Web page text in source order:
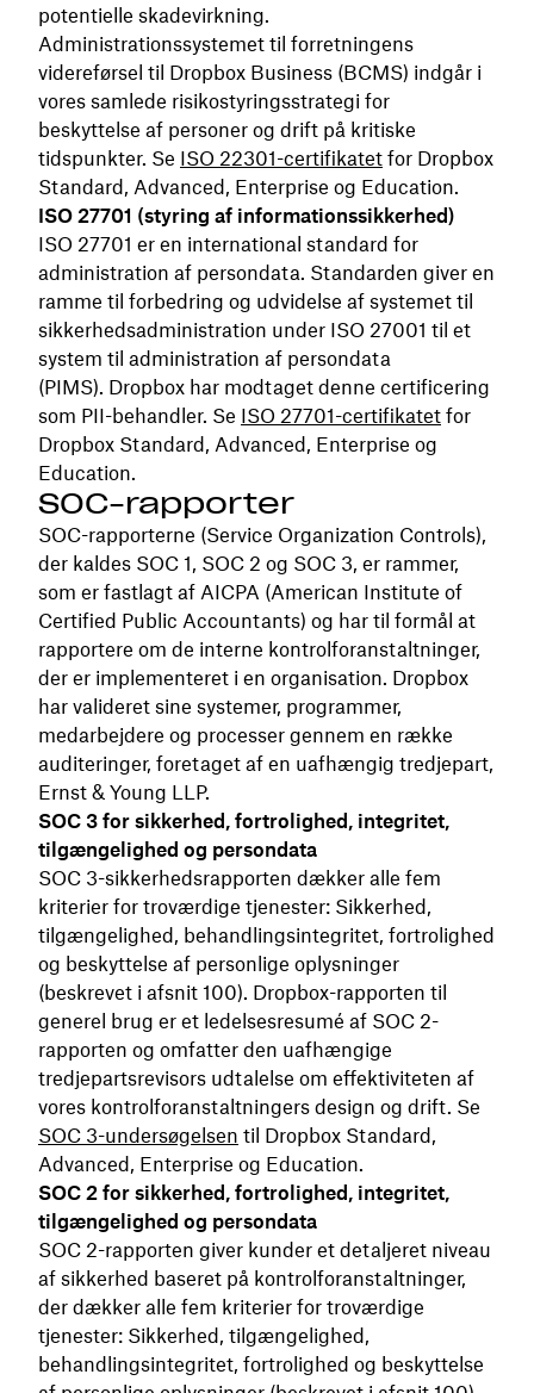
potentielle skadevirkning.
Administrationssystemet til forretningens
videreførsel til Dropbox Business (BCMS) indgår i
vores samlede risikostyringsstrategi for
beskyttelse af personer og drift på kritiske
tidspunkter. Se ISO 22301-certifikatet for Dropbox
Standard, Advanced, Enterprise og Education.
ISO 27701 (styring af informationssikkerhed)
ISO 27701 er en international standard for
administration af persondata. Standarden giver en
ramme til forbedring og udvidelse af systemet til
sikkerhedsadministration under ISO 27001 til et
system til administration af persondata
(PIMS). Dropbox har modtaget denne certificering
som PII-behandler. Se ISO 27701-certifikatet for
Dropbox Standard, Advanced, Enterprise og
Education.
SOC-rapporter
SOC-rapporterne (Service Organization Controls),
der kaldes SOC 1, SOC 2 og SOC 3, er rammer,
som er fastlagt af AICPA (American Institute of
Certified Public Accountants) og har til formål at
rapportere om de interne kontrolforanstaltninger,
der er implementeret i en organisation. Dropbox
har valideret sine systemer, programmer,
medarbejdere og processer gennem en række
auditeringer, foretaget af en uafhængig tredjepart,
Ernst & Young LLP.
SOC 3 for sikkerhed, fortrolighed, integritet,
tilgængelighed og persondata
SOC 3-sikkerhedsrapporten dækker alle fem
kriterier for troværdige tjenester: Sikkerhed,
tilgængelighed, behandlingsintegritet, fortrolighed
og beskyttelse af personlige oplysninger
(beskrevet i afsnit 100). Dropbox-rapporten til
generel brug er et ledelsesresumé af SOC 2-
rapporten og omfatter den uafhængige
tredjepartsrevisors udtalelse om effektiviteten af
vores kontrolforanstaltningers design og drift. Se
SOC 3-undersøgelsen til Dropbox Standard,
Advanced, Enterprise og Education.
SOC 2 for sikkerhed, fortrolighed, integritet,
tilgængelighed og persondata
SOC 2-rapporten giver kunder et detaljeret niveau
af sikkerhed baseret på kontrolforanstaltninger,
der dækker alle fem kriterier for troværdige
tjenester: Sikkerhed, tilgængelighed,
behandlingsintegritet, fortrolighed og beskyttelse